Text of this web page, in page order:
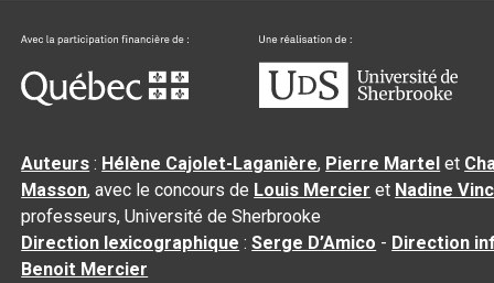
Auteurs : Hélène Cajolet-Laganière, Pierre Martel et
Masson, avec le concours de Louis Mercier et Nadine
professeurs, Université de Sherbrooke
Direction lexicographique :Serge D’Amico - Direction
Benoit Mercier